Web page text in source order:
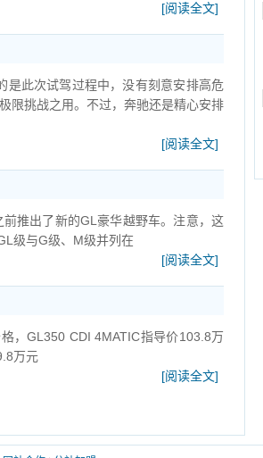
[阅读全文]
是此次试驾过程中，没有刻意安排高危
限挑战之用。不过，奔驰还是精心安排
[阅读全文]
推出了新的GL豪华越野车。注意，这
级与G级、M级并列在
[阅读全文]
，GL350 CDI 4MATIC指导价103.8万
万元
[阅读全文]